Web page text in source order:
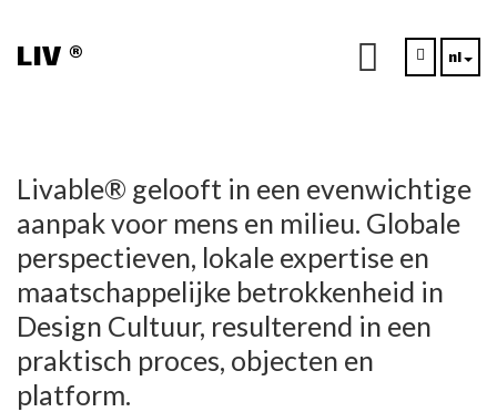
LIVAB nl
Livable® gelooft in een evenwichtige
aanpak voor mens en milieu. Globale
perspectieven, lokale expertise en
maatschappelijke betrokkenheid in
Design Cultuur, resulterend in een
praktisch proces, objecten en
platform.